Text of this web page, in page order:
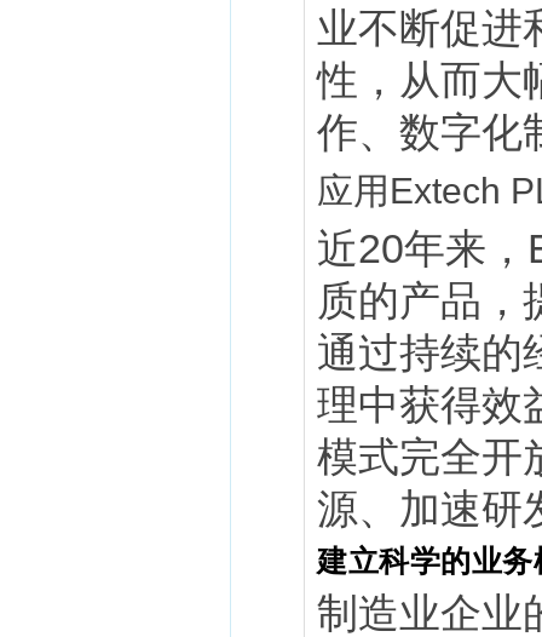
业不断促进
性，从而大
作、数字化
应用Extech
近20年来，
质的产品，
通过持续的
理中获得效
模式完全开
源、加速研
建立科学的业
制造业企业